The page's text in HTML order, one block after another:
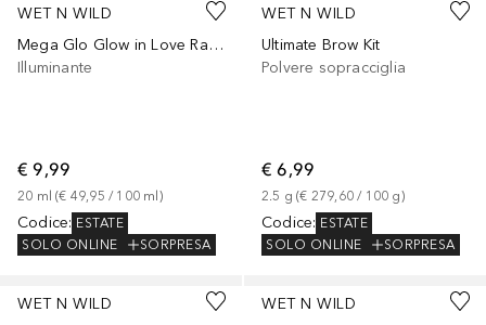
WET N WILD
Mega Glo Glow in Love Radiance Liquid
Illuminante
€ 9,99
20 ml (€ 49,95 / 100 ml )
Codice: ESTATE
SOLO ONLINE
SORPRESA
WET N WILD
Ultimate Brow Kit
Polvere sopracciglia
€ 6,99
2.5 g (€ 279,60 / 100 g)
Codice: ESTATE
SOLO ONLINE
SORPRESA
WET N WILD
+1
WET N WILD